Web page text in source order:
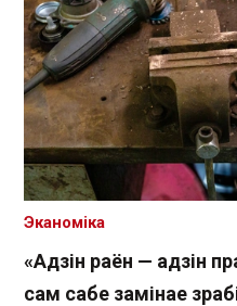
«Адзін раён — адзін
сам сабе замінае
Эканоміка